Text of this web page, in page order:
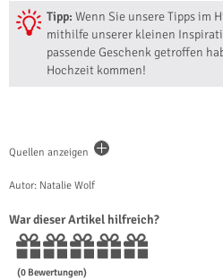
Tipp: Wenn Sie unsere Tipps im
mithilfe unserer kleinen
passende Geschenk getroffen
Hochzeit kommen!
Quellen anzeigen
Autor: Natalie Wolf
War dieser Artikel hilfreich?
(0 Bewertungen)